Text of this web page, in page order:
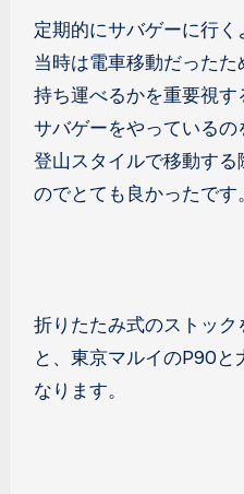
定期的にサバゲーに行
当時は電車移動だった
持ち運べるかを重要視す
サバゲーをやっている
登山スタイルで移動す
のでとても良かったです。
折りたたみ式のストッ
と、東京マルイのP90と
なります。